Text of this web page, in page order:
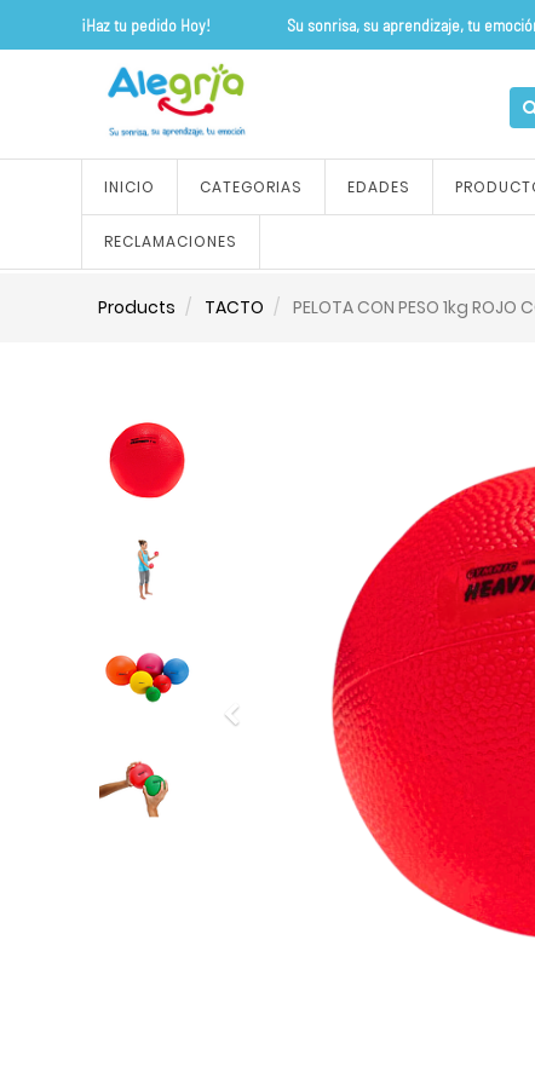
¡Haz tu pedido Hoy! Su sonrisa, su
INICIO CATEGORIAS EDADES
RECLAMACIONES
Products TACTO PELOTA CON PESO 1kg ROJO
Previous